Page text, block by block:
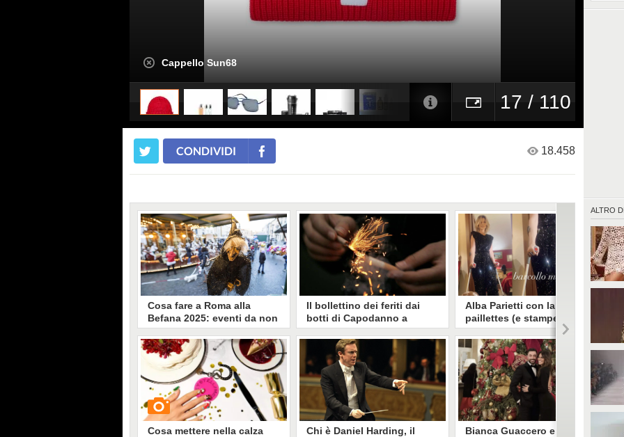
Cappello Sun68
17 / 110
ALTRO DI
CONDIVIDI 18.458
Cosa fare a Roma alla
Befana 2025: eventi da non
perdere il 6 gennaio per
l'Epifania
Abbiamo selezionato una serie di
cose da fare il 6 gennaio 2025,
festa dell'Epifania. Ecco alcune
delle iniziative più belle da non
perdere per adulti e bambini, per
festeggiare la Befana a Roma.
Cosa mettere nella calza
Il bollettino dei feriti dai
botti di Capodanno a
Roma: 16enne perde due
dita, 58enne una mano
A Roma nei festeggiamenti di
Capodanno un 19enne è rimasto
ferito a volto, addome e torace e
un 58enne ad una mano a seguito
dell'esplosione di botti e fuochi
d'artificio. In provincia di Latina
un 16enne ha perso due dita.
Chi è Daniel Harding, il
Alba Parietti con la tuta di
paillettes (e stampelle) a
Capodanno: "Barcollo ma
non mollo"
Incidente sulle piste da sci per
Alba Parietti, poco prima di
Capodanno. Uscita dall'ospedale,
ha potuto festeggiare col
compagno e gli amici.
Bianca Guaccero e